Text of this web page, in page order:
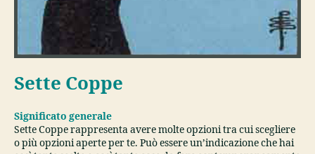
Sette Coppe
Significato generale
Sette Coppe rappresenta avere molte opzioni tra cui scegliere
o più opzioni aperte per te. Può essere un’indicazione che hai